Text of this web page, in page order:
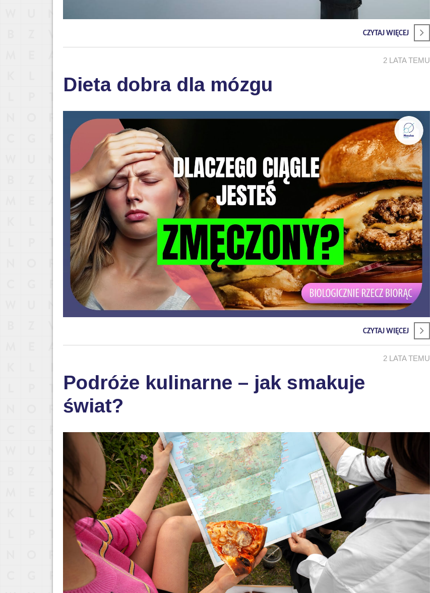
CZYTAJ WIĘCEJ
2 LATA TEMU
Dieta dobra dla mózgu
CZYTAJ WIĘCEJ
2 LATA TEMU
Podróże kulinarne – jak smakuje
świat?